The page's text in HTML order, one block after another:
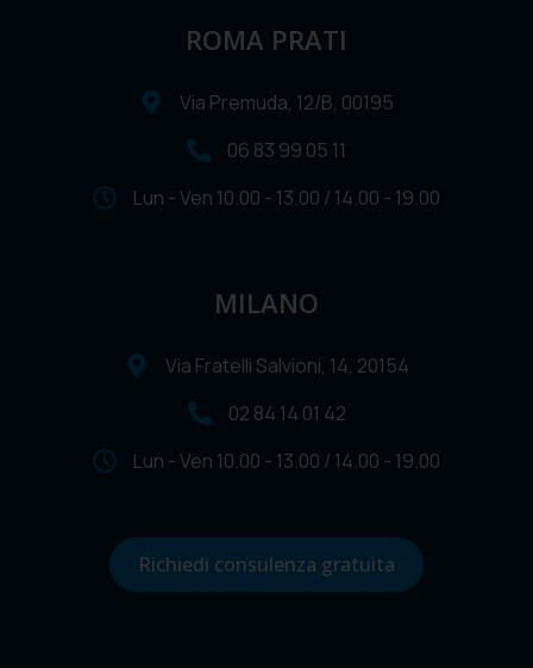
ROMA PRATI
Via Premuda, 12/B, 00195
06 83 99 05 11
Lun - Ven 10.00 - 13.00 / 14.00 - 19.00
MILANO
Via Fratelli Salvioni, 14, 20154
02 84 14 01 42
Lun - Ven 10.00 - 13.00 / 14.00 - 19.00
Richiedi consulenza gratuita